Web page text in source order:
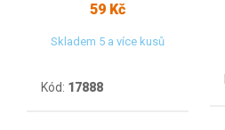
59 Kč
Skladem 5 a více kusů
Kód: 17888